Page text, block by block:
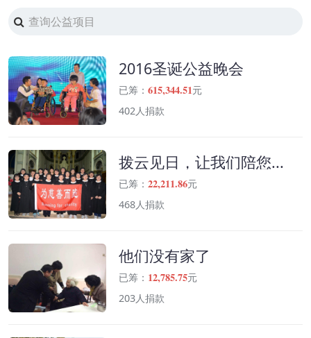
2016圣诞公益晚会
已筹： 615,344.51元
402人捐款
拨云见日，让我们陪您...
已筹： 22,211.86元
468人捐款
他们没有家了
已筹： 12,785.75元
203人捐款